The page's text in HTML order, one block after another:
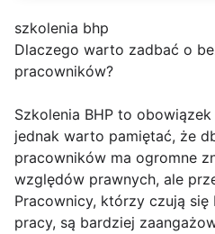
szkolenia bhp
Dlaczego warto zadbać o
pracowników?
Szkolenia BHP to
jednak warto pamiętać, że
pracowników ma ogromne
względów prawnych, ale
Pracownicy, którzy czują się
pracy, są bardziej